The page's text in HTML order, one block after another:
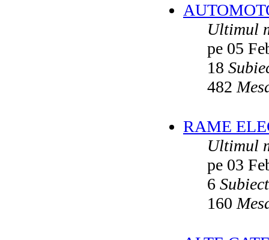
Ultimul
pe 05
18
482
RAME
Ultimul
pe 03
6
160